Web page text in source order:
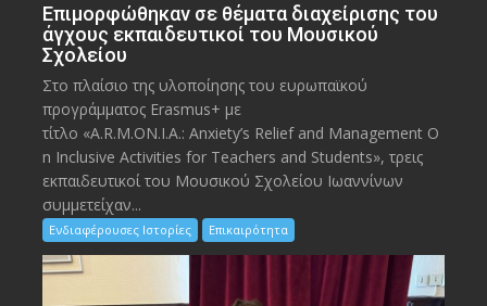
Eπιμορφώθηκαν σε θέματα διαχείρισης του
άγχους εκπαιδευτικοί του Μουσικού
Σχολείου
Στο πλαίσιο της υλοποίησης του ευρωπαϊκού
προγράμματος Erasmus+ με
τίτλο «A.R.M.ON.I.A.: Anxiety’s Relief and Management O
n Inclusive Activities for Teachers and Students», τρεις
εκπαιδευτικοί του Μουσικού Σχολείου Ιωαννίνων
συμμετείχαν...
Ενδιαφέρουσες Ιστορίες Επικαιρότητα